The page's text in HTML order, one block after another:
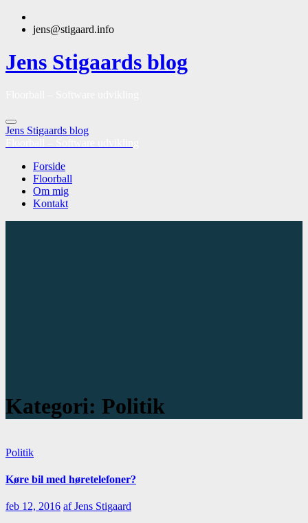
jens@stigaard.info
Jens Stigaards blog
Jens Stigaards blog
Forside
Floorball
Om mig
Kontakt
Kategori: Politik
Politik
Køre bil med høretelefoner?
feb 12, 2016 af Jens Stigaard